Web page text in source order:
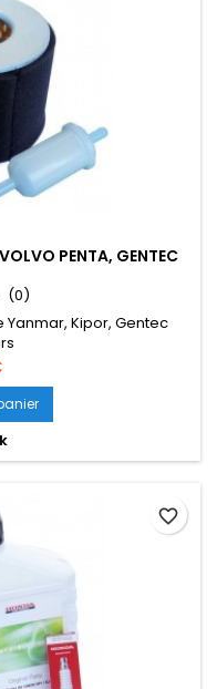
PENTA, GENTEC
(0)
Kipor, Gentec
favorite_border